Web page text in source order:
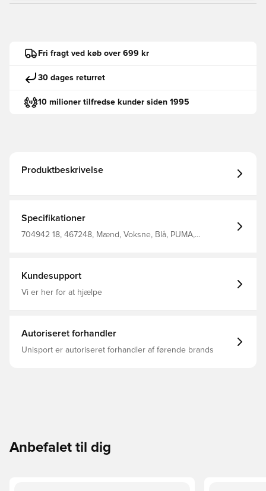
Fri fragt ved køb over 699 kr
30 dages returret
10 milioner tilfredse kunder siden 1995
Produktbeskrivelse
Specifikationer
704942 18, 467248, Mænd, Voksne, Blå, PUMA,
Kundesupport
Vi er her for at hjælpe
Autoriseret forhandler
Unisport er autoriseret forhandler af førende brands
Anbefalet til dig